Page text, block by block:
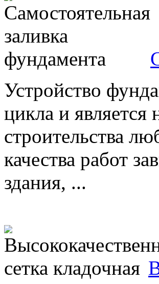
Устройство
цикла и является
строительства
качества работ
здания, ...